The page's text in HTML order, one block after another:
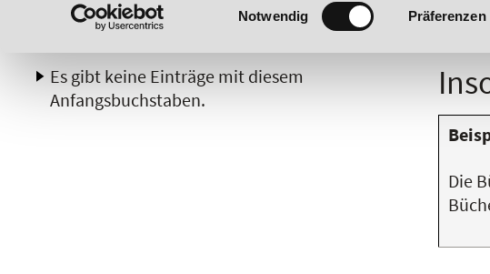
Einwilligungsauswahl
Notwendig Präferenzen
B C G H
Die
Es gibt keine Einträge mit diesem
Anfangsbuchstaben.